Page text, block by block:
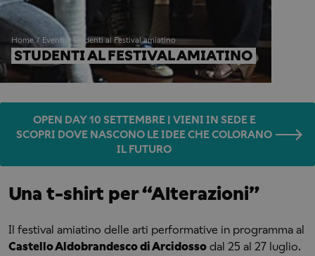
Home Eventi Studenti al Festival amiatino
STUDENTI AL FESTIVAL AMIATINO
OPEN DAY 10 SETTEMBRE | VIENI IN SEDE E
SCOPRI DOVE NASCONO LE IDEE CHE COLORANO
IL FUTURO
Una t-shirt per “Alterazioni”
Il festival amiatino delle arti performative in programma al
Castello Aldobrandesco di Arcidosso dal 25 al 27 luglio.